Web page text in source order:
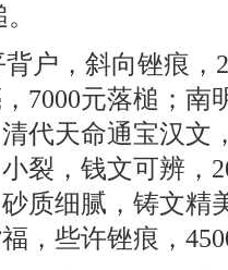
户，斜向锉痕，
7000元落槌；南
代天命通宝汉文
裂，钱文可辨，
质细腻，铸文精
，些许锉痕，